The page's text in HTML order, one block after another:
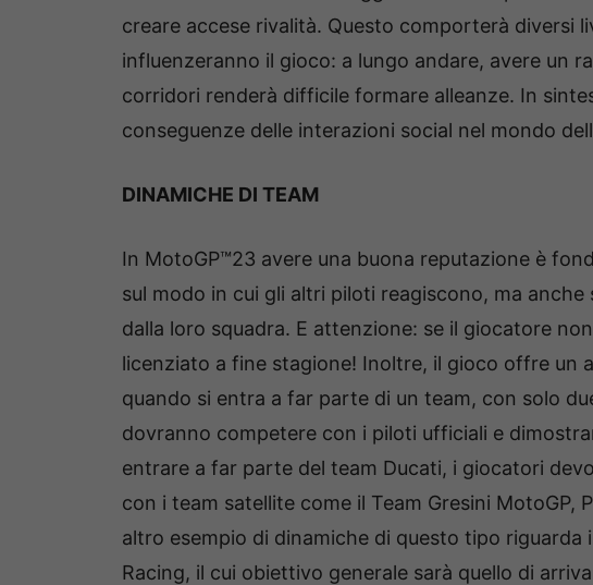
creare accese rivalità. Questo comporterà diversi
influenzeranno il gioco: a lungo andare, avere un
corridori renderà difficile formare alleanze. In
conseguenze delle interazioni social nel mondo
DINAMICHE DI TEAM
In MotoGP™23 avere una buona reputazione è
sul modo in cui gli altri piloti reagiscono, ma
dalla loro squadra. E attenzione: se il giocatore
licenziato a fine stagione! Inoltre, il gioco offre un
quando si entra a far parte di un team, con solo
dovranno competere con i piloti ufficiali e
entrare a far parte del team Ducati, i giocatori
con i team satellite come il Team Gresini MotoGP,
altro esempio di dinamiche di questo tipo riguarda
Racing, il cui obiettivo generale sarà quello di